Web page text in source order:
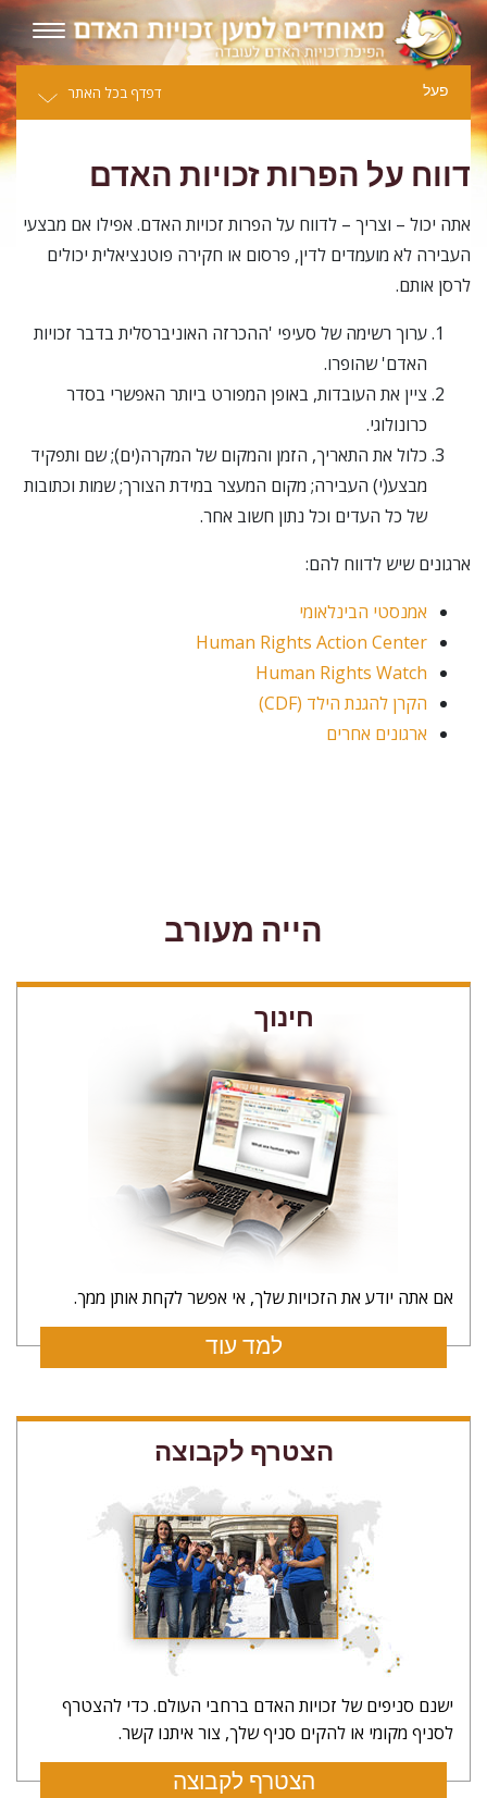
פעל דפדף בכל האתר
דווח על הפרות זכויות האדם
אתה יכול – וצריך – לדווח על הפרות זכויות האדם. אפילו אם מבצעי
העבירה לא מועמדים לדין, פרסום או חקירה פוטנציאלית יכולים
לרסן אותם.
ערוך רשימה של סעיפי 'ההכרזה האוניברסלית בדבר זכויות
האדם' שהופרו.
ציין את העובדות, באופן המפורט ביותר האפשרי בסדר
כרונולוגי.
כלול את התאריך, הזמן והמקום של המקרה(ים); שם ותפקיד
מבצע(י) העבירה; מקום המעצר במידת הצורך; שמות וכתובות
של כל העדים וכל נתון חשוב אחר.
ארגונים שיש לדווח להם:
אמנסטי הבינלאומי
Human Rights Action Center
Human Rights Watch
הקרן להגנת הילד (CDF)
ארגונים אחרים
הייה מעורב
חינוך
אם אתה יודע את הזכויות שלך, אי אפשר לקחת אותן ממך.
למד עוד
הצטרף לקבוצה
ישנם סניפים של זכויות האדם ברחבי העולם. כדי להצטרף
לסניף מקומי או להקים סניף שלך, צור איתנו קשר.
הצטרף לקבוצה